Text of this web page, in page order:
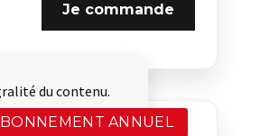
Je commande
ANNUEL
du contenu.